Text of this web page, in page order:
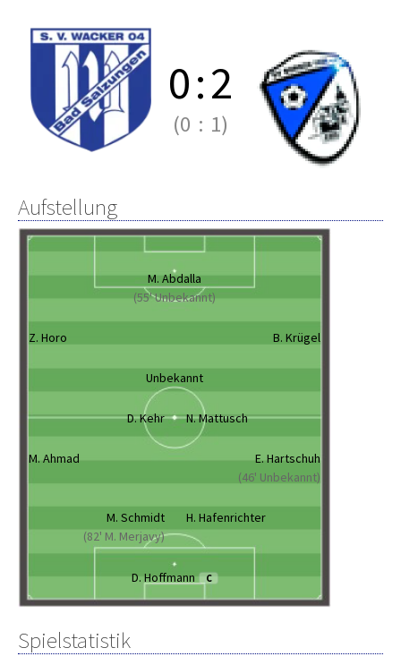
0:2
(0 : 1)
Aufstellung
M. Abdalla
(55' Unbekannt)
Z. Horo B. Krügel
Unbekannt
D. Kehr N. Mattusch
M. Ahmad
E. Hartschuh
(46' Unbekannt)
M. Schmidt
(82' M. Merjavy)
H. Hafenrichter
D. Hoffmann C
Spielstatistik